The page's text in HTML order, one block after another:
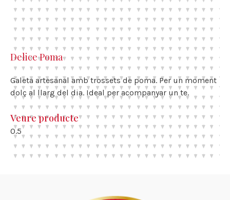
Delice Poma
Galeta artesanal amb trossets de poma. Per un moment
dolç al llarg del dia. Ideal per acompanyar un te.
Veure producte